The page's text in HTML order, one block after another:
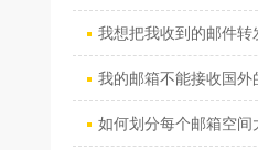
我想把我收到的邮件
我的邮箱不能接收国
如何划分每个邮箱空间